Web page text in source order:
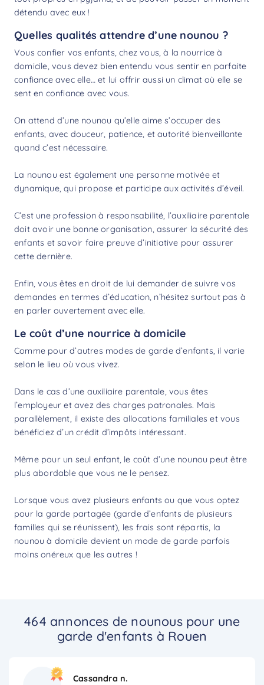
détendu avec eux !
Quelles qualités attendre d’une nounou ?
Vous confier vos enfants, chez vous, à la nourrice à
domicile, vous devez bien entendu vous sentir en parfaite
confiance avec elle… et lui offrir aussi un climat où elle se
sent en confiance avec vous.
On attend d’une nounou qu’elle aime s’occuper des
enfants, avec douceur, patience, et autorité bienveillante
quand c’est nécessaire.
La nounou est également une personne motivée et
dynamique, qui propose et participe aux activités d’éveil.
C’est une profession à responsabilité, l’auxiliaire parentale
doit avoir une bonne organisation, assurer la sécurité des
enfants et savoir faire preuve d’initiative pour assurer
cette dernière.
Enfin, vous êtes en droit de lui demander de suivre vos
demandes en termes d’éducation, n’hésitez surtout pas à
en parler ouvertement avec elle.
Le coût d’une nourrice à domicile
Comme pour d’autres modes de garde d’enfants, il varie
selon le lieu où vous vivez.
Dans le cas d’une auxiliaire parentale, vous êtes
l’employeur et avez des charges patronales. Mais
parallèlement, il existe des allocations familiales et vous
bénéficiez d’uncrédit d’impôts intéressant.
Même pour un seul enfant, le coût d’une nounou peut être
plus abordable que vous ne le pensez.
Lorsque vous avez plusieurs enfants ou que vous optez
pour la garde partagée (garde d’enfants de plusieurs
familles qui se réunissent), les frais sont répartis, la
nounou à domicile devient un mode de garde parfois
moins onéreux que les autres !
464 annonces de nounous pour une
garde d'enfants à Rouen
Cassandra n.